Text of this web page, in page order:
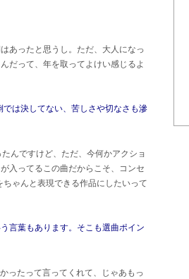
あったと思うし。ただ、大人になっ
だって、年を取ってよけい感じるよ
は決してない、苦しさや切なさも滲
んですけど、ただ、今何かアクショ
入ってるこの曲だからこそ、コンセ
ゃんと表現できる作品にしたいって
言葉もあります。そこも選曲ポイン
ったって言ってくれて、じゃあもっ